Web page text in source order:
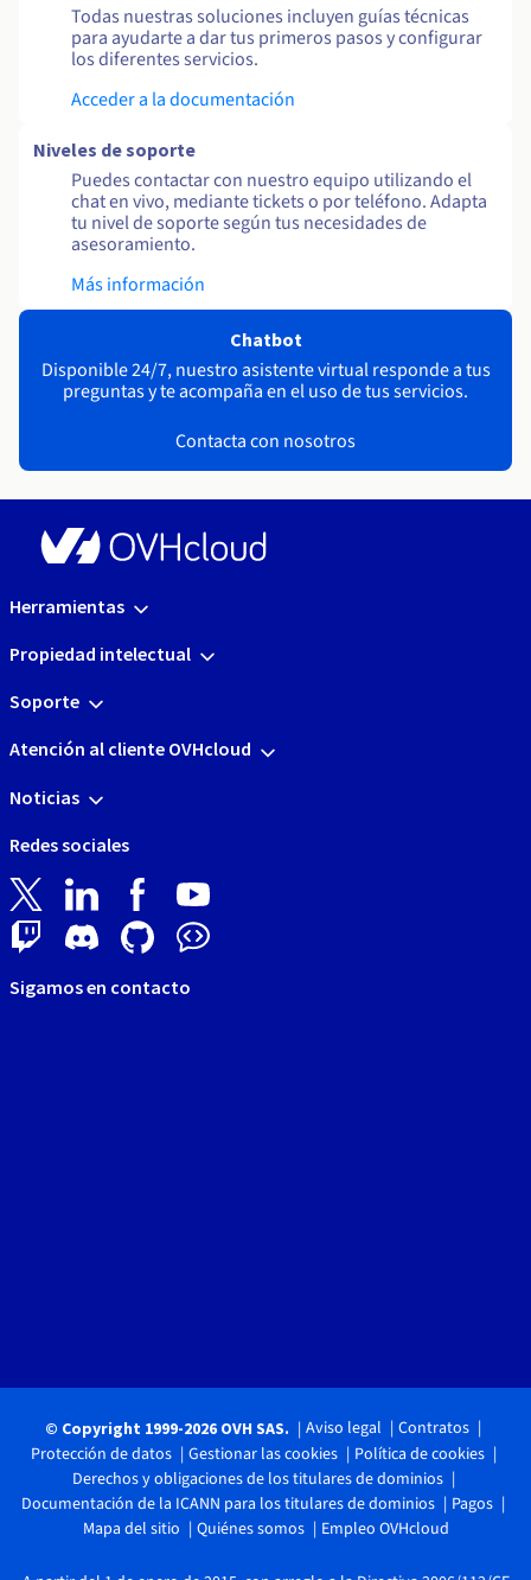
Todas nuestras soluciones incluyen guías técnicas
para ayudarte a dar tus primeros pasos y configurar
los diferentes servicios.
Acceder a la documentación
Niveles de soporte
Puedes contactar con nuestro equipo utilizando el
chat en vivo, mediante tickets o por teléfono. Adapta
tu nivel de soporte según tus necesidades de
asesoramiento.
Más información
Chatbot
Disponible 24/7, nuestro asistente virtual responde a tus
preguntas y te acompaña en el uso de tus servicios.
Contacta con nosotros
Herramientas
Propiedad intelectual
Soporte
Atención al cliente OVHcloud
Noticias
Redes sociales
Sigamos en contacto
© Copyright 1999-2026 OVH SAS. Aviso legal
Contratos
Protección de datos
Gestionar las cookies
Política de cookies
Derechos y obligaciones de los titulares de dominios
Documentación de la ICANN para los titulares de dominios
Pagos
Mapa del sitio
Quiénes somos Empleo OVHcloud